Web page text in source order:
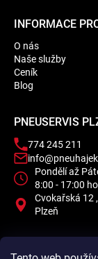
INFORMACE
O nás
Naše služby
Ceník
Blog
PNEUSERVIS
774 245 211
Pondělí až
8:00 - 17:00
Cvokařská 12
Plzeň